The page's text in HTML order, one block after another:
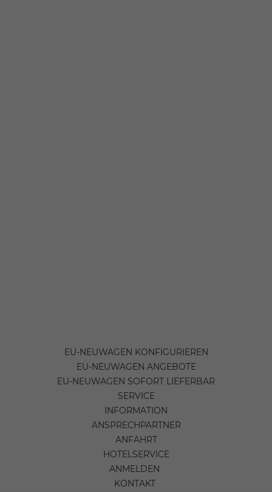
EU-NEUWAGEN KONFIGURIEREN
EU-NEUWAGEN ANGEBOTE
EU-NEUWAGEN SOFORT LIEFERBAR
SERVICE
INFORMATION
ANSPRECHPARTNER
ANFAHRT
HOTELSERVICE
ANMELDEN
KONTAKT